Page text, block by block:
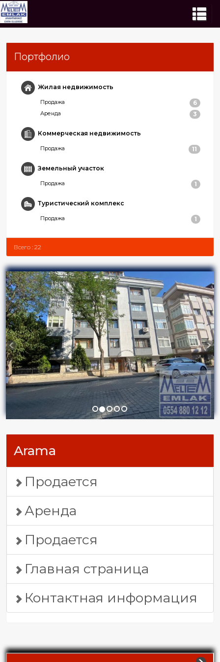
Портфолио
Жилая недвижимость
Продажа 6
Аренда 3
Коммерческая недвижимость
Продажа 11
Земельный участок
Продажа 1
Туристический комплекс
Продажа 1
Всего : 22
Arama
Продается
Аренда
Продается
Главная страница
Контактная информация